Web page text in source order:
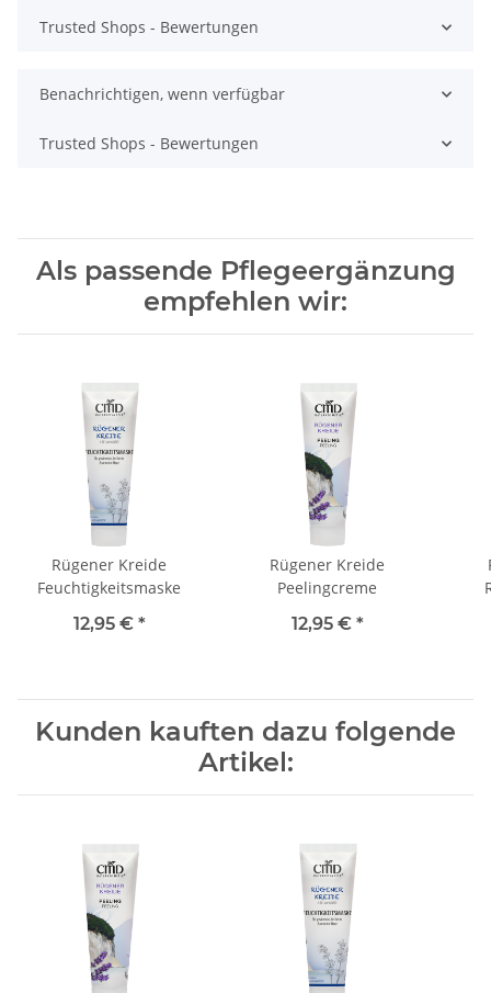
Trusted Shops - Bewertungen
Benachrichtigen, wenn verfügbar
Trusted Shops - Bewertungen
Als passende Pflegeergänzung
empfehlen wir:
Rügener Kreide
Feuchtigkeitsmaske
12,95 € *
Rügener Kreide
Peelingcreme
12,95 € *
Kunden kauften dazu folgende
Artikel: